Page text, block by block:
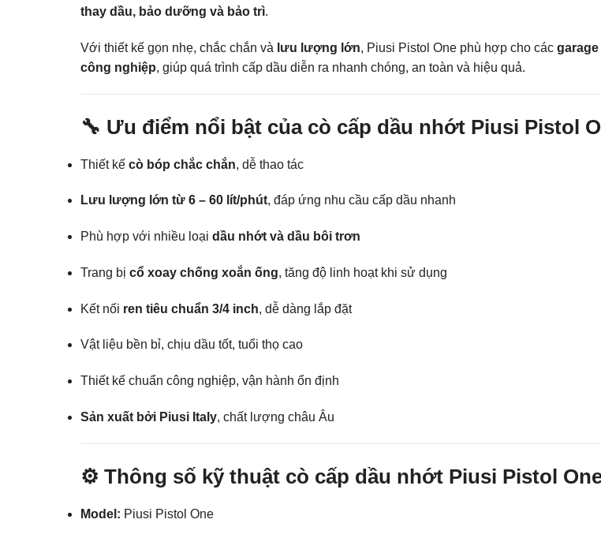
thay dầu, bảo dưỡng và bảo trì.
Với thiết kế gọn nhẹ, chắc chắn và lưu lượng lớn, Piusi Pistol One phù hợp cho các
công nghiệp, giúp quá trình cấp dầu diễn ra nhanh chóng, an toàn và hiệu quả.
🔧 Ưu điểm nổi bật của cò cấp dầu nhớt Piusi Pistol
Thiết kế cò bóp chắc chắn, dễ thao tác
Lưu lượng lớn từ 6 – 60 lít/phút, đáp ứng nhu cầu cấp dầu nhanh
Phù hợp với nhiều loại dầu nhớt và dầu bôi trơn
Trang bị cổ xoay chống xoắn ống, tăng độ linh hoạt khi sử dụng
Kết nối ren tiêu chuẩn 3/4 inch, dễ dàng lắp đặt
Vật liệu bền bỉ, chịu dầu tốt, tuổi thọ cao
Thiết kế chuẩn công nghiệp, vận hành ổn định
Sản xuất bởi Piusi Italy, chất lượng châu Âu
⚙️ Thông số kỹ thuật cò cấp dầu nhớt Piusi Pistol
Model: Piusi Pistol One